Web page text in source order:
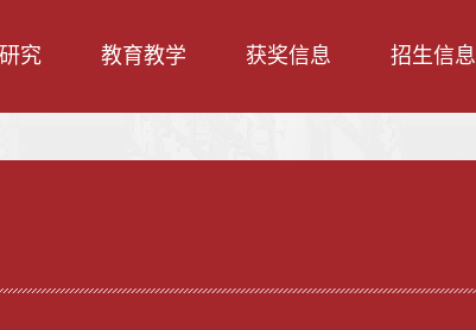
究 教育教学 获奖信息 招生信息